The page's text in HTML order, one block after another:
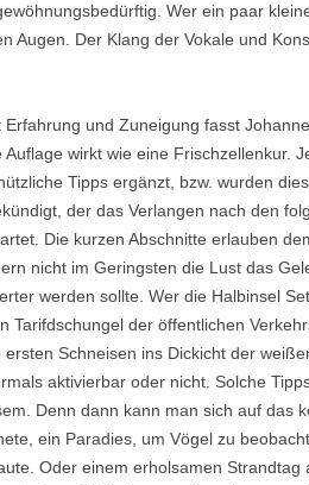
Wer ein paar
Augen. Der Klang der Vokale und
Erfahrung und Zuneigung fasst
wirkt wie eine Frischzellenkur.
Tipps ergänzt, bzw. wurden
der das Verlangen nach den
Die kurzen Abschnitte erlauben
nicht im Geringsten die Lust das
werden sollte. Wer die Halbinsel
Tarifdschungel der öffentlichen
Schneisen ins Dickicht der
aktivierbar oder nicht. Solche
Denn dann kann man sich auf das
ein Paradies, um Vögel zu
Oder einem erholsamen Strandtag